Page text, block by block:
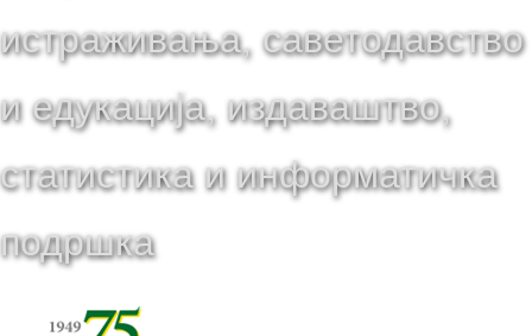
истраживања, саветодавство
и едукација, издаваштво,
статистика и информатичка
подршка